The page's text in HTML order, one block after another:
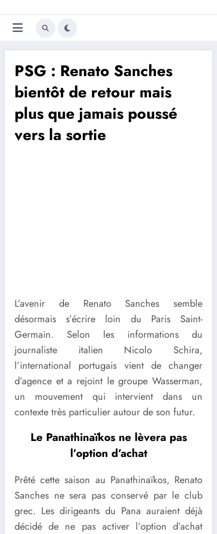
au
contenu
Trivela
L'actualité du football
PSG : Renato Sanches
bientôt de retour mais
plus que jamais poussé
vers la sortie
L’avenir de Renato Sanches semble
désormais s’écrire loin du Paris Saint-
Germain. Selon les informations du
journaliste italien Nicolo Schira,
l’international portugais vient de changer
d’agence et a rejoint le groupe Wasserman,
un mouvement qui intervient dans un
contexte très particulier autour de son futur.
Le Panathinaïkos ne lèvera pas
l’option d’achat
Prêté cette saison au Panathinaïkos, Renato
Sanches ne sera pas conservé par le club
grec. Les dirigeants du Pana auraient déjà
décidé de ne pas activer l’option d’achat